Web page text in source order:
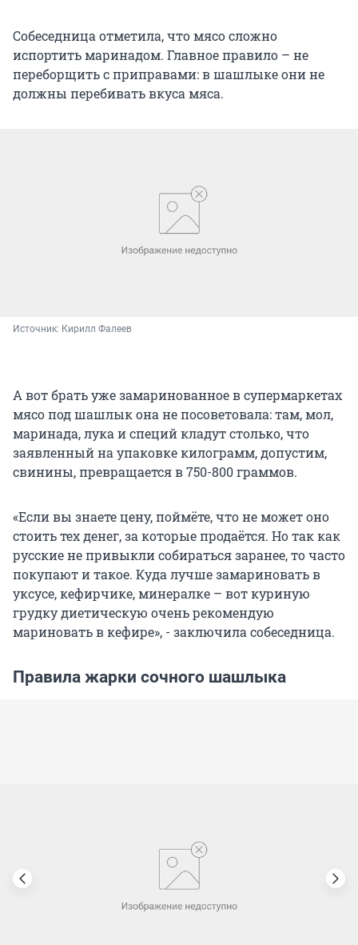
Собеседница отметила, что мясо сложно
испортить маринадом. Главное правило – не
переборщить с приправами: в шашлыке они не
должны перебивать вкуса мяса.
Источник: Кирилл Фалеев
А вот брать уже замаринованное в супермаркетах
мясо под шашлык она не посоветовала: там, мол,
маринада, лука и специй кладут столько, что
заявленный на упаковке килограмм, допустим,
свинины, превращается в 750-800 граммов.
«Если вы знаете цену, поймёте, что не может оно
стоить тех денег, за которые продаётся. Но так как
русские не привыкли собираться заранее, то часто
покупают и такое. Куда лучше замариновать в
уксусе, кефирчике, минералке – вот куриную
грудку диетическую очень рекомендую
мариновать в кефире», - заключила собеседница.
Правила жарки сочного шашлыка